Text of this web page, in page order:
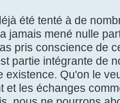
été tenté à de
jamais mené nulle
pris conscience de
partie intégrante de
existence. Qu'on le
et les échanges